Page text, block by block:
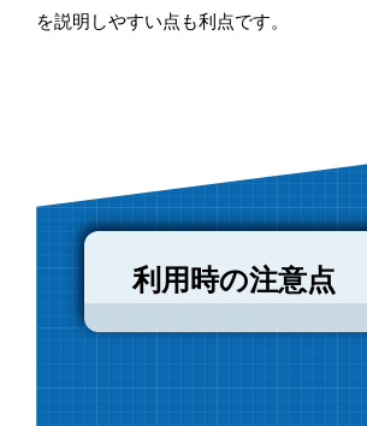
を説明しやすい点も利点です。
利用時の注意点